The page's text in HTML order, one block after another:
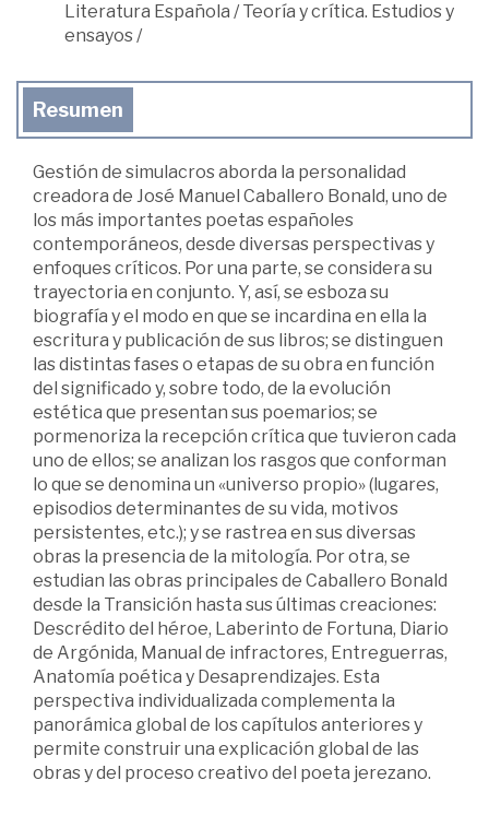
Literatura Española /Teoría y crítica. Estudios y
ensayos/
Resumen
Gestión de simulacros aborda la personalidad
creadora de José Manuel Caballero Bonald, uno de
los más importantes poetas españoles
contemporáneos, desde diversas perspectivas y
enfoques críticos. Por una parte, se considera su
trayectoria en conjunto. Y, así, se esboza su
biografía y el modo en que se incardina en ella la
escritura y publicación de sus libros; se distinguen
las distintas fases o etapas de su obra en función
del significado y, sobre todo, de la evolución
estética que presentan sus poemarios; se
pormenoriza la recepción crítica que tuvieron cada
uno de ellos; se analizan los rasgos que conforman
lo que se denomina un «universo propio» (lugares,
episodios determinantes de su vida, motivos
persistentes, etc.); y se rastrea en sus diversas
obras la presencia de la mitología. Por otra, se
estudian las obras principales de Caballero Bonald
desde la Transición hasta sus últimas creaciones:
Descrédito del héroe, Laberinto de Fortuna, Diario
de Argónida, Manual de infractores, Entreguerras,
Anatomía poética y Desaprendizajes. Esta
perspectiva individualizada complementa la
panorámica global de los capítulos anteriores y
permite construir una explicación global de las
obras y del proceso creativo del poeta jerezano.